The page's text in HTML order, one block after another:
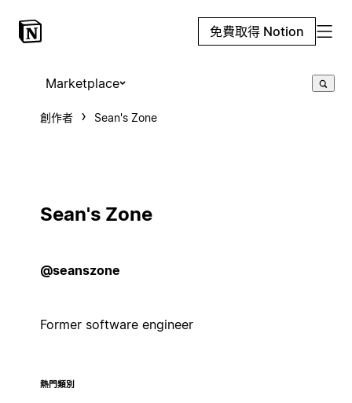
免費取得 Notion
Marketplace
創作者 Sean's Zone
Sean's Zone
@seanszone
Former software engineer
熱門類別